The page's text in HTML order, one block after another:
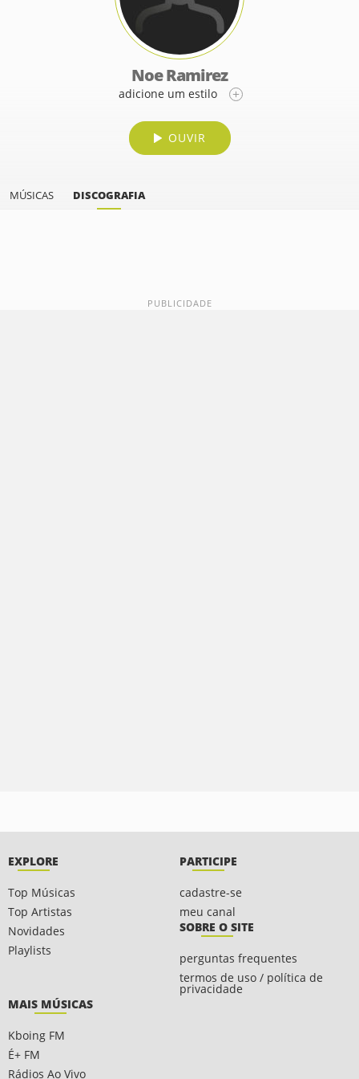
Noe Ramirez
adicione um estilo
OUVIR
MÚSICAS DISCOGRAFIA
EXPLORE
Top Músicas
Top Artistas
Novidades
Playlists
PARTICIPE
cadastre-se
meu canal
SOBRE O SITE
perguntas frequentes
termos de uso / política de
privacidade
MAIS MÚSICAS
Kboing FM
É+ FM
Rádios Ao Vivo